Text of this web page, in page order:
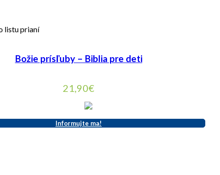
listu prianí
Božie prísľuby – Biblia pre deti
21,90€
Informujte ma!